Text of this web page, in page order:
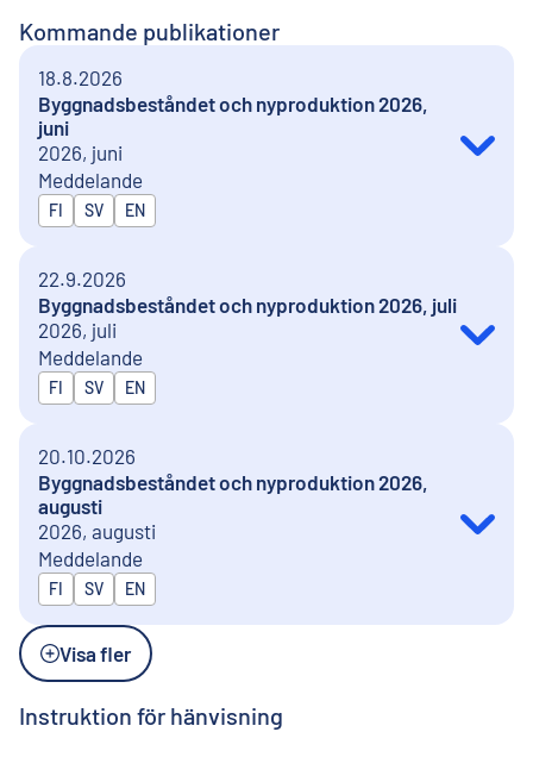
Kommande publikationer
18.8.2026
Byggnadsbeståndet och nyproduktion 2026,
juni
2026, juni
Meddelande
Publiceras på
FI SV EN
22.9.2026
Byggnadsbeståndet och nyproduktion 2026, juli
2026, juli
Meddelande
Publiceras på
FI SV EN
20.10.2026
Byggnadsbeståndet och nyproduktion 2026,
augusti
2026, augusti
Meddelande
Publiceras på
FI SV EN
Visa fler
Instruktion för hänvisning